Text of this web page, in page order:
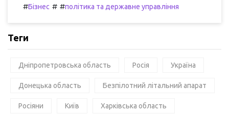
#Бізнес # #політика та державне управління
Теги
Дніпропетровська область Росія Україна
Донецька область Безпілотний літальний апарат
Росіяни Київ Харківська область